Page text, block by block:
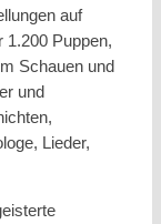
auf
1.200 Puppen,
Schauen und
und
Lieder,